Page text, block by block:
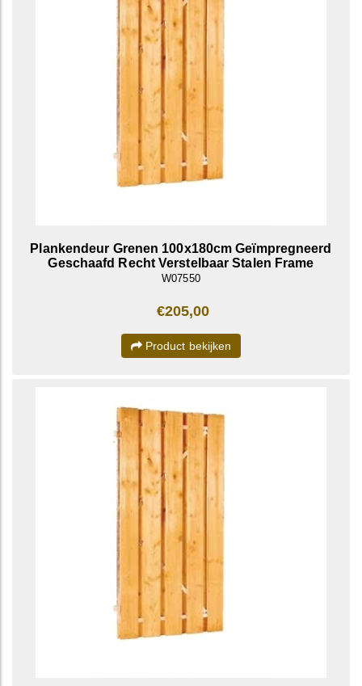
Plankendeur Grenen 100x180cm Geïmpregneerd
Geschaafd Recht Verstelbaar Stalen Frame
W07550
€205,00
Product bekijken